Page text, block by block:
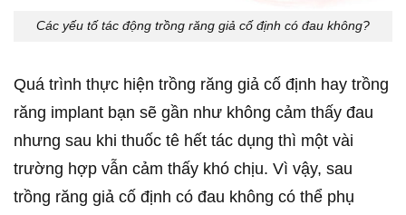
Các yếu tố tác động trồng răng giả cố định có đau không?
Quá trình thực hiện trồng răng giả cố định hay trồng
răng implant bạn sẽ gần như không cảm thấy đau
nhưng sau khi thuốc tê hết tác dụng thì một vài
trường hợp vẫn cảm thấy khó chịu. Vì vậy, sau
trồng răng giả cố định có đau không có thể phụ